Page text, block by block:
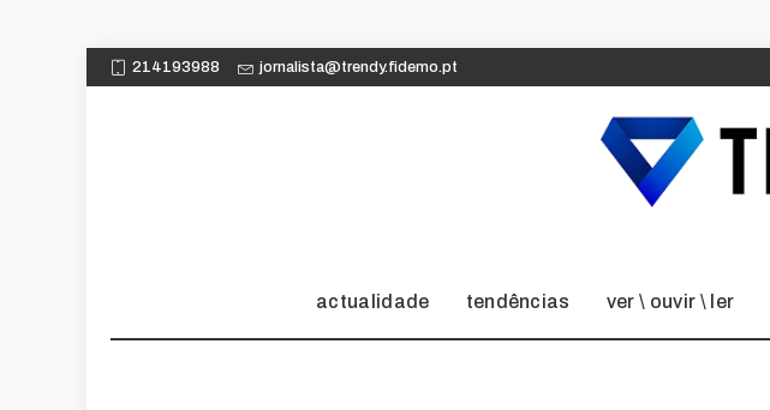
214193988 jornalista@trendy.fidemo.pt
actualidade tendências ver \ ouvir \ ler